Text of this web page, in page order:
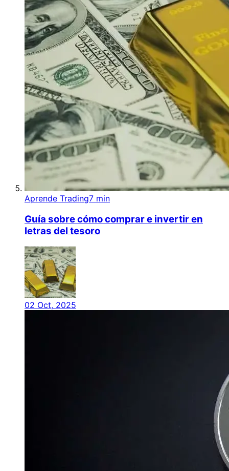
Aprende Trading7 min
Guía sobre cómo comprar e invertir en
letras del tesoro
02 Oct, 2025